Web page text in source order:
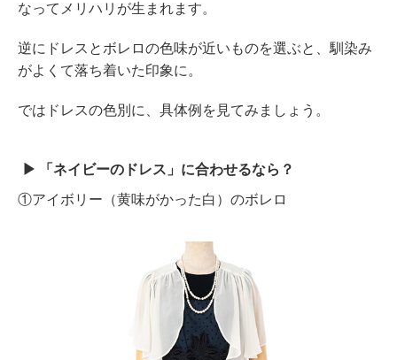
なってメリハリが生まれます。
逆にドレスとボレロの色味が近いものを選ぶと、馴染み
がよくて落ち着いた印象に。
ではドレスの色別に、具体例を見てみましょう。
「ネイビーのドレス」に合わせるなら？
①アイボリー（黄味がかった白）のボレロ